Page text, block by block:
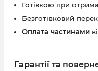
Готівкою при
Безготівковий
Оплата частинами
Гарантії та